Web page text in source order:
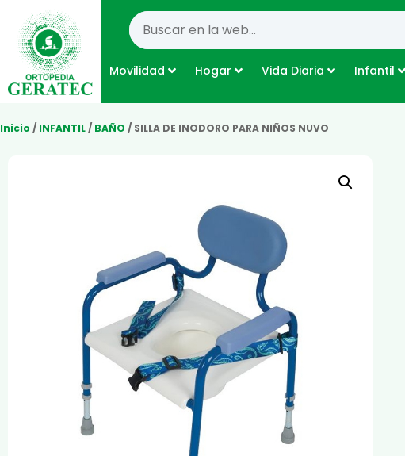
Movilidad Hogar Vida Diaria Infantil
Inicio / INFANTIL/ BAÑO / SILLA DE INODORO PARA NIÑOS NUVO